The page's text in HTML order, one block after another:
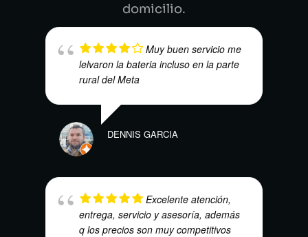
domicilio.
Muy buen servicio me
lelvaron la bateria incluso en la parte
rural del Meta
DENNIS GARCIA
Excelente atención,
entrega, servicio y asesoría, además
q los precios son muy competitivos